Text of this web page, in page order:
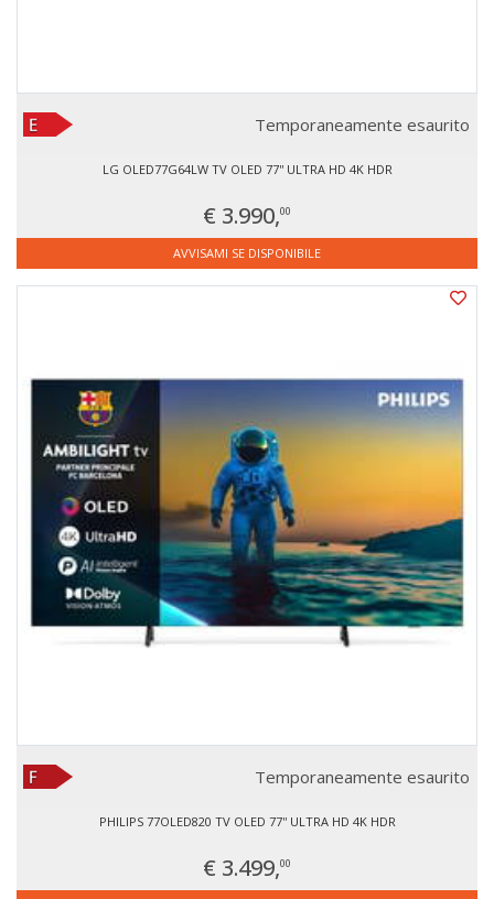
Temporaneamente esaurito
LG OLED77G64LW TV OLED 77'' ULTRA HD 4K HDR
€ 3.990,00
AVVISAMI SE DISPONIBILE
Temporaneamente esaurito
PHILIPS 77OLED820 TV OLED 77'' ULTRA HD 4K HDR
€ 3.499,00